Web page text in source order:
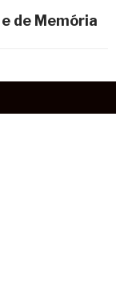
de Memória